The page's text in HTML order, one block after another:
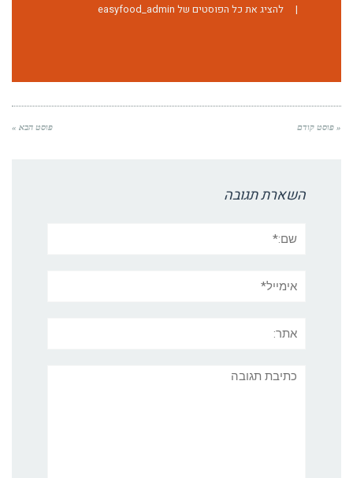
| להציג את כל הפוסטים של easyfood_admin
« פוסט קודם פוסט הבא »
השארת תגובה
תגובה